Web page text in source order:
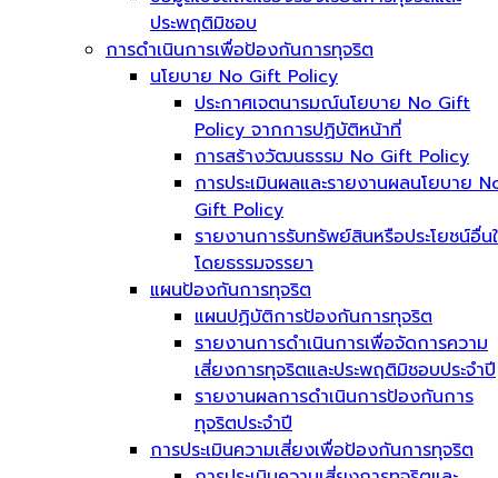
ประพฤติมิชอบ
การดำเนินการเพื่อป้องกันการทุจริต
นโยบาย No Gift Policy
ประกาศเจตนารมณ์นโยบาย No Gift
Policy จากการปฏิบัติหน้าที่
การสร้างวัฒนธรรม No Gift Policy
การประเมินผลและรายงานผลนโยบาย
Gift Policy
รายงานการรับทรัพย์สินหรือประโยชน์อื่น
โดยธรรมจรรยา
แผนป้องกันการทุจริต
แผนปฏิบัติการป้องกันการทุจริต
รายงานการดำเนินการเพื่อจัดการความ
เสี่ยงการทุจริตและประพฤติมิชอบประจำปี
รายงานผลการดำเนินการป้องกันการ
ทุจริตประจำปี
การประเมินความเสี่ยงเพื่อป้องกันการทุจริต